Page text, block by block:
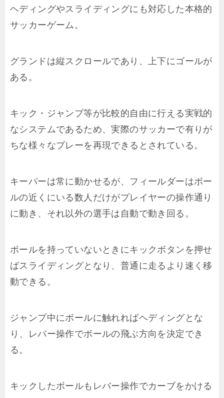
ヘディングやスライディングにも対応した本格的
サッカーゲーム。
グランドは縦スクロールであり、上下にゴールが
ある。
キック・ジャンプ等が比較的自由に行える実戦的
なシステムであるため、実際のサッカーで有りが
ちな様々なプレーを再現できるとされている。
キーパーは常に動かせるが、フィールダーはボー
ルの近くにいる数人だけがプレイヤーの操作通り
に動き、それ以外の選手は自動で動き回る。
ボールを持っていないときにキックボタンを押せ
ばスライディングとなり、普通に走るより速く移
動できる。
ジャンプ中にボールに触れればヘディングとな
り、レバー操作でボールの飛ぶ方向を決定でき
る。
キックしたボールもレバー操作でカーブをかける